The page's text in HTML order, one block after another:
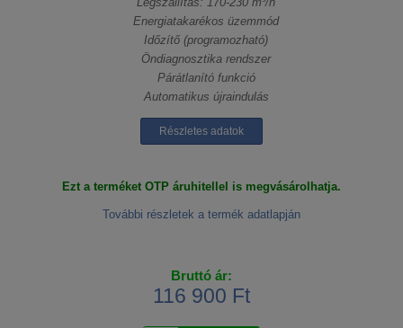
Energiatakarékos üzemmód
Időzítő (programozható)
Öndiagnosztika rendszer
Párátlanító funkció
Automatikus újraindulás
Részletes adatok
Ezt a terméket OTP áruhitellel is megvásárolhatja.
További részletek a termék adatlapján
Bruttó ár:
116 900 Ft